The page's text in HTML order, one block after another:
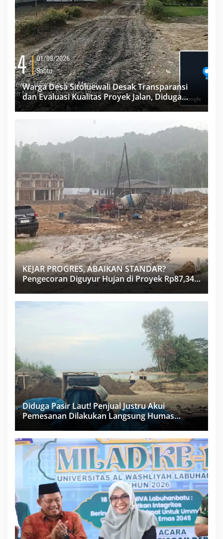
Warga Desa Sitoluewali Desak Transparansi
dan Evaluasi Kualitas Proyek Jalan, Diduga
Minim Informasi
KEJAR PROGRES, ABAIKAN STANDAR?
Pengecoran Diguyur Hujan di Proyek Rp87,34
Miliar Sukma Nias, Konsultan, Pengawas dan
PPK Bungkam
Diduga Pasir Laut! Penjual Justru Akui
Pemesanan Dilakukan Langsung Humas